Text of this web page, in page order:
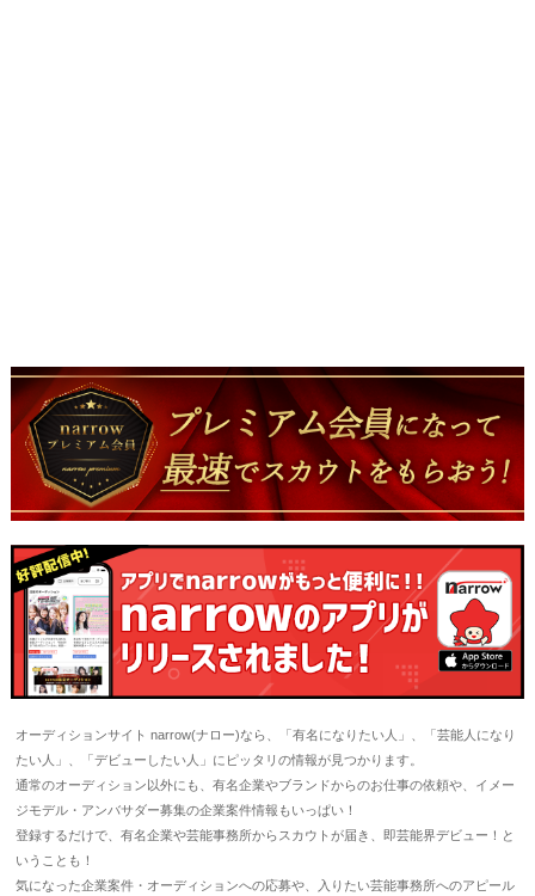
オーディションサイト narrow(ナロー)なら、「有名になりたい人」、「芸能人になり
たい人」、「デビューしたい人」にピッタリの情報が見つかります。
通常のオーディション以外にも、有名企業やブランドからのお仕事の依頼や、イメー
ジモデル・アンバサダー募集の企業案件情報もいっぱい！
登録するだけで、有名企業や芸能事務所からスカウトが届き、即芸能界デビュー！と
いうことも！
気になった企業案件・オーディションへの応募や、入りたい芸能事務所へのアピール